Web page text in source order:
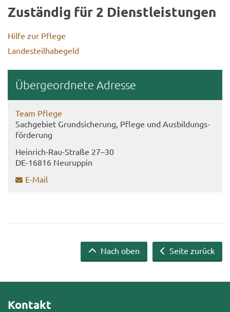
Zu­stän­dig für 2 Dienst­leis­tun­gen
Hilfe zur Pfle­ge
Lan­des­teil­ha­be­geld
Über­ge­ord­ne­te Adres­se
Team Pfle­ge
Sach­ge­biet Grund­si­che­rung, Pfle­ge und Aus­bil­dungs­
för­de­rung
Heinrich-​​Rau-​Straße 27–30
DE-​16816 Neu­rup­pin
E-​Mail
Seite zurück
Nach oben
Kontakt